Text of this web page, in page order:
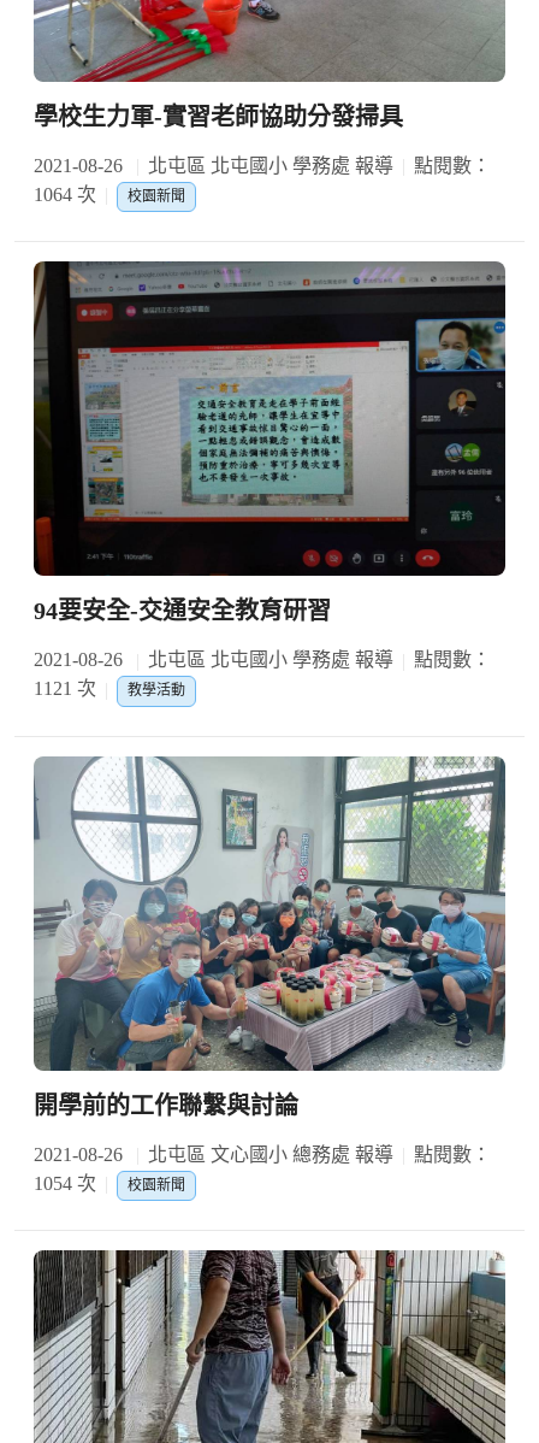
學校生力軍-實習老師協助分發掃具
2021-08-26 北屯區 北屯國小 學務處 報導
點閱數：
1064 次
校園新聞
94要安全-交通安全教育研習
2021-08-26 北屯區 北屯國小 學務處 報導
點閱數：
1121 次
教學活動
開學前的工作聯繫與討論
2021-08-26 北屯區 文心國小 總務處 報導
點閱數：
1054 次
校園新聞